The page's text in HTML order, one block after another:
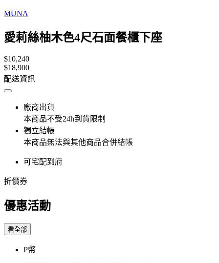
MUNA
愛莉絲柚木色4尺石面餐櫃下座
$10,240
$18,900
配送資訊
廠商出貨
本商品不受24h到貨限制
獨立結帳
本商品無法與其他商品合併結帳
可宅配到府
折價券
優惠活動
看全部
P幣